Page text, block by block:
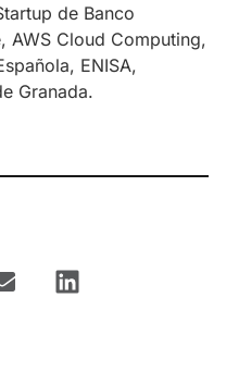
de Banco
AWS Cloud Computing,
ENISA,
Granada.